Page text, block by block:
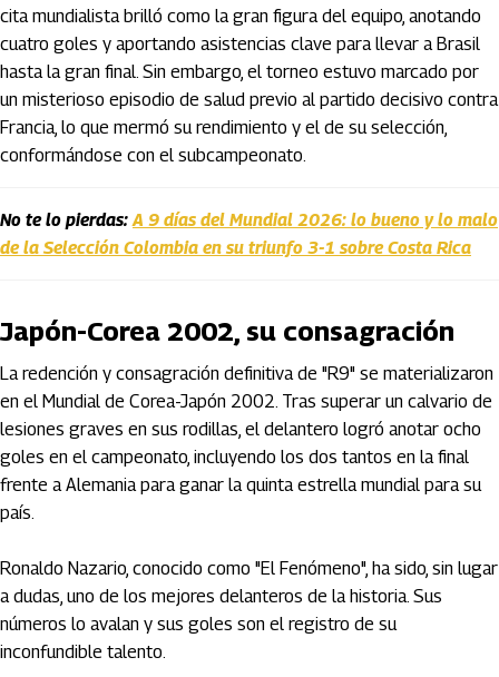
cita mundialista brilló como la gran figura del equipo, anotando
cuatro goles y aportando asistencias clave para llevar a Brasil
hasta la gran final. Sin embargo, el torneo estuvo marcado por
un misterioso episodio de salud previo al partido decisivo contra
Francia, lo que mermó su rendimiento y el de su selección,
conformándose con el subcampeonato.
No te lo pierdas:A 9 días del Mundial 2026: lo bueno y lo malo
de la Selección Colombia en su triunfo 3-1 sobre Costa Rica
Japón-Corea 2002, su consagración
La redención y consagración definitiva de "R9" se materializaron
en el Mundial de Corea-Japón 2002. Tras superar un calvario de
lesiones graves en sus rodillas, el delantero logró anotar ocho
goles en el campeonato, incluyendo los dos tantos en la final
frente a Alemania para ganar la quinta estrella mundial para su
país.
Ronaldo Nazario, conocido como "El Fenómeno", ha sido, sin lugar
a dudas, uno de los mejores delanteros de la historia. Sus
números lo avalan y sus goles son el registro de su
inconfundible talento.